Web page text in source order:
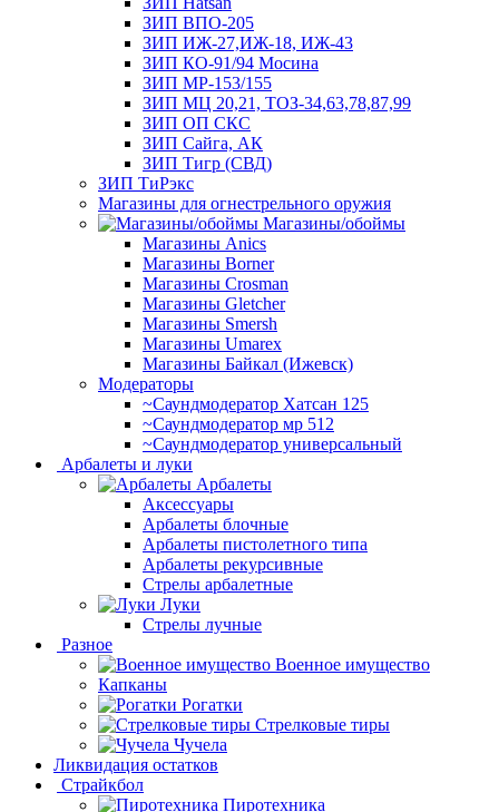
ЗИП ВПО-205
ЗИП ИЖ-27,ИЖ-18, ИЖ-43
ЗИП КО-91/94 Мосина
ЗИП МР-153/155
ЗИП МЦ 20,21, ТОЗ-34,63,78,87,99
ЗИП ОП СКС
ЗИП Сайга, АК
ЗИП Тигр (СВД)
ЗИП ТиРэкс
Магазины для огнестрельного оружия
Магазины/обоймы
Магазины Anics
Магазины Borner
Магазины Crosman
Магазины Gletcher
Магазины Smersh
Магазины Umarex
Магазины Байкал (Ижевск)
Модераторы
~Cаундмодератор Хатсан 125
~Саундмодератор мр 512
~Саундмодератор универсальный
Арбалеты и луки
Арбалеты
Аксессуары
Арбалеты блочные
Арбалеты пистолетного типа
Арбалеты рекурсивные
Стрелы арбалетные
Луки
Стрелы лучные
Разное
Военное имущество
Капканы
Рогатки
Стрелковые тиры
Чучела
Ликвидация остатков
Страйкбол
Пиротехника